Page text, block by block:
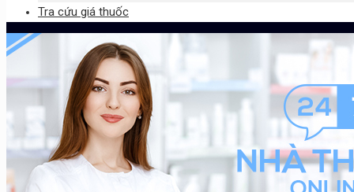
Tra cứu giá thuốc